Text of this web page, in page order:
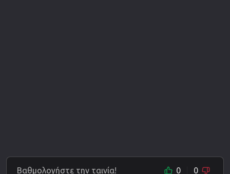
Βαθμολογήστε την ταινία! 0 0